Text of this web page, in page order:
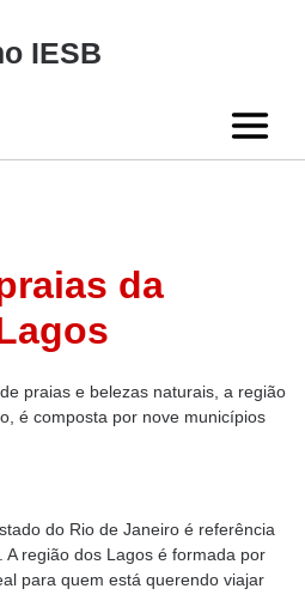
IESB
da
praias e belezas naturais, a região
é composta por nove municípios
do Rio de Janeiro é referência
região dos Lagos é formada por
para quem está querendo viajar